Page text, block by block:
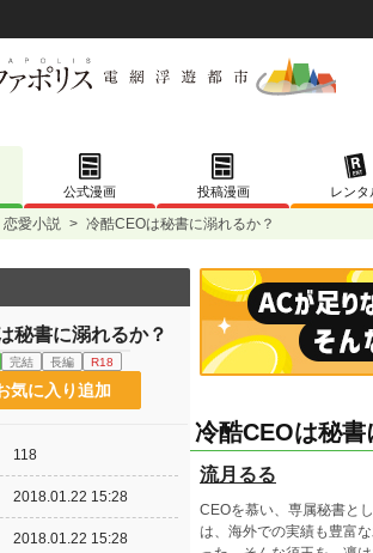
公式漫画 投稿漫画 レンタ
恋愛小説 > 冷酷CEOは秘書に溺れるか？
冷酷CEOは秘書
流月るる
CEOを慕い、専属秘書と
は、海外での実績も豊富
秘書に溺れるか？
完結 長編 R18
気に入り追加
118
2018.01.22 15:28
2018.01.22 15:28